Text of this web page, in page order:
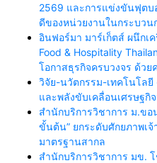
2569 และการแข่งขันฟุต
ดีของหน่วยงานในกระบวน
อินฟอร์มา มาร์เก็ตส์ ผนึกเ
Food & Hospitality
โอกาสธุรกิจครบวงจร ด้วย
วิจัย-นวัตกรรม-เทคโนโล
และพลังขับเคลื่อนเศรษฐกิ
สำนักบริการวิชาการ ม.ขอ
ขั้นต้น” ยกระดับศักยภาพเ
มาตรฐานสากล
สำนักบริการวิชาการ มข.